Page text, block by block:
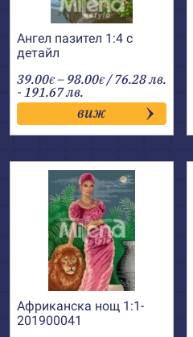
Ангел пазител 1:4 с
детайл
39.00€ – 98.00€Price
range:
39.00€
through
98.00€
/ 76.28 лв.
- 191.67 лв.
виж
Африканска нощ 1:1-
201900041